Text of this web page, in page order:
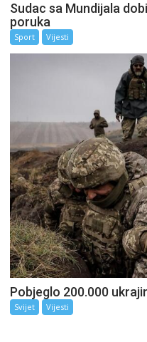
Sudac sa Mundijala
poruka
Sport Vijesti
Pobjeglo 200.000
Svijet Vijesti